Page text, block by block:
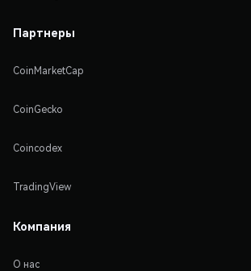
Партнеры
CoinMarketCap
CoinGecko
Coincodex
TradingView
Компания
О нас